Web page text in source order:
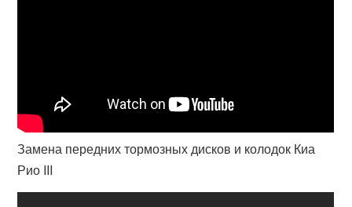
Замена передних тормозных дисков и колодок Киа
Рио III